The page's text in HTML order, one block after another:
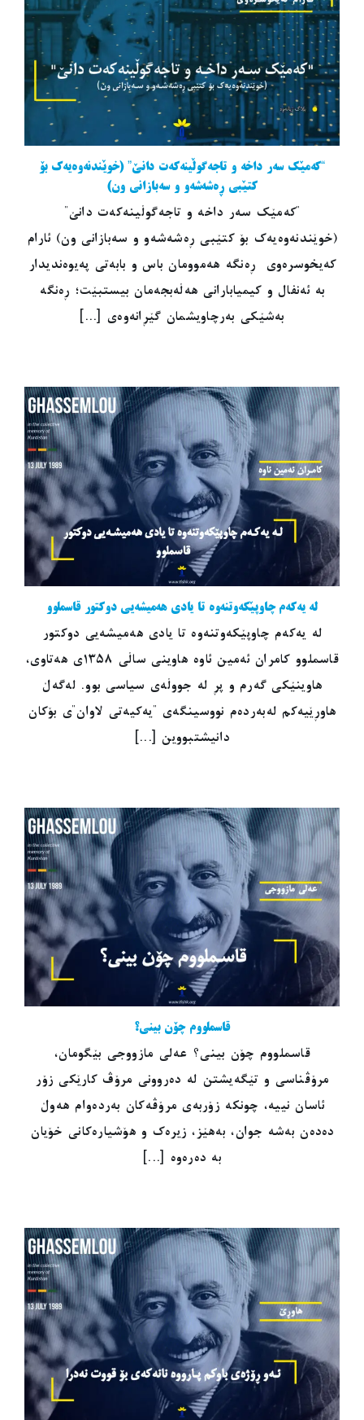
“کەمێک سەر داخە و تاجەگوڵینەکەت دانێ” (خوێندنەوەیەک بۆ
کتێبی ڕەشەشەو و سەبازانی ون)
"کەمێک سەر داخە و تاجەگوڵینەکەت دانێ"
(خوێندنەوەیەک بۆ کتێبی ڕەشەشەو و سەبازانی ون) ئارام
کەیخوسرەوی ڕەنگە هەموومان باس و بابەتی پەیوەندیدار
بە ئەنفال و کیمیابارانی هەڵەبجەمان بیستبێت؛ ڕەنگە
بەشێکی بەرچاویشمان گێڕانەوەی [...]
لە یەکەم چاوپێکەوتنەوە تا یادی هەمیشەیی دوکتور قاسملوو
لە یەکەم چاوپێکەوتنەوە تا یادی هەمیشەیی دوکتور
قاسملوو کامران ئەمین ئاوە هاوینی ساڵی ١٣٥٨ی هەتاوی،
هاوینێکی گەرم و پڕ لە جووڵەی سیاسی بوو. لەگەڵ
هاوڕێیەکم لەبەردەم نووسینگەی "یەکیەتی لاوان"ی بۆکان
دانیشتبووین [...]
قاسملووم چۆن بینی؟
قاسملووم چۆن بینی؟ عەلی مازووجی بێگومان،
مرۆڤناسی و تێگەیشتن لە دەروونی مرۆڤ کارێکی زۆر
ئاسان نییە، چونکە زۆربەی مرۆڤەکان بەردەوام هەوڵ
دەدەن بەشە جوان، بەهێز، زیرەک و هۆشیارەکانی خۆیان
بە دەرەوە [...]